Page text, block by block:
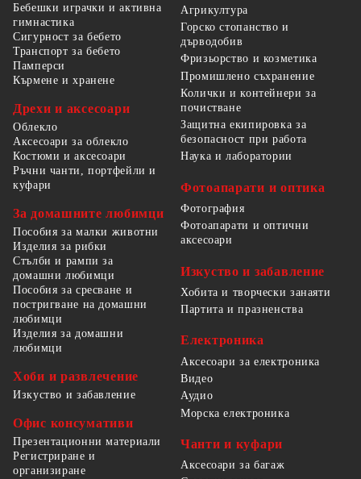
Бебешки играчки и активна
гимнастика
Сигурност за бебето
Транспорт за бебето
Памперси
Кърмене и хранене
Дрехи и аксесоари
Облекло
Аксесоари за облекло
Костюми и аксесоари
Ръчни чанти, портфейли и
куфари
За домашните любимци
Пособия за малки животни
Изделия за рибки
Стълби и рампи за
домашни любимци
Пособия за сресване и
постригване на домашни
любимци
Изделия за домашни
любимци
Хоби и развлечение
Изкуство и забавление
Офис консумативи
Презентационни материали
Регистриране и
организиране
Агрикултура
Горско стопанство и
дърводобив
Фризьорство и козметика
Промишлено съхранение
Колички и контейнери за
почистване
Защитна екипировка за
безопасност при работа
Наука и лаборатории
Фотоапарати и оптика
Фотография
Фотоапарати и оптични
аксесоари
Изкуство и забавление
Хобита и творчески занаяти
Партита и празненства
Електроника
Аксесоари за електроника
Видео
Аудио
Морска електроника
Чанти и куфари
Аксесоари за багаж